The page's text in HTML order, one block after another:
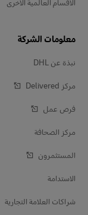
معلومات الشركة
نبذة عن DHL
مركز Delivered‎
فرص عمل
مركز الصحافة
المستثمرون
الاستدامة
شراكات العلامة التجارية